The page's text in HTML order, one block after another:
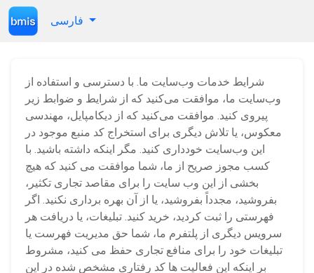
شرایط خدمات وب‌سایت ما. با دسترسی و استفاده از
وب‌سایت ما، موافقت می‌کنید که از شرایط و ضوابط زیر
پیروی کنید. موافقت می‌کنید که از دیکامپایل، مهندسی
معکوس، یا تلاش دیگری برای استخراج کد منبع موجود در
این وب‌سایت خودداری کنید. مگر اینکه داشته باشید. با
کسب مجوز صریح از ما، شما موافقت می کنید که هیچ
بخشی از این وب سایت را برای مقاصد تجاری تکثیر،
بفروشید، مجدداً بفروشید، یا از آن بهره برداری نکنید. اگر
فهرستی را ثبت کردید، خرید کنید. تبلیغات، یا دریافت هر
سرویس دیگری از پلتفرم ما، شما حق مدیریت فهرست یا
تبلیغات خود را برای منافع تجاری حفظ می کنید، مشروط
بر اینکه این فعالیت ها کد رفتاری مشخص شده در این